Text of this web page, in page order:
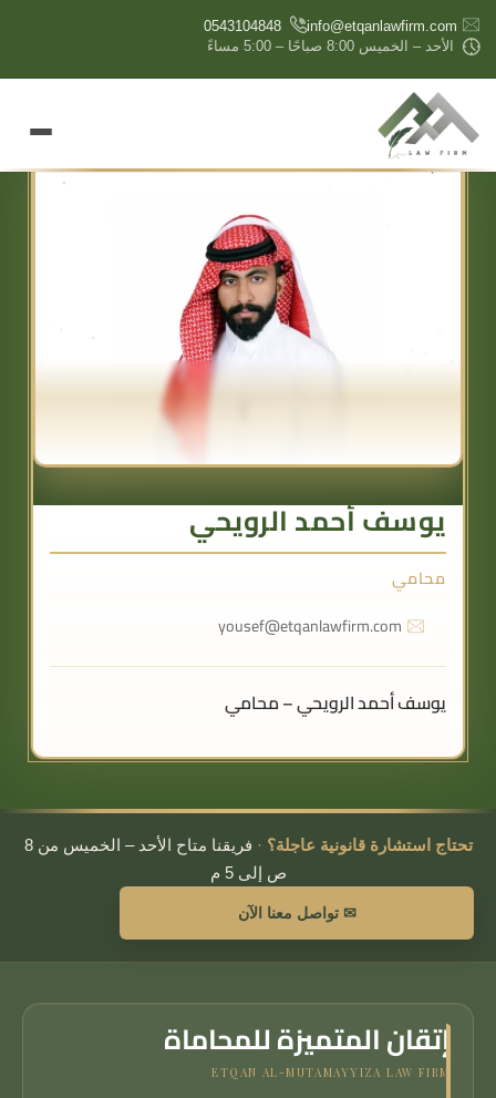
content
info@etqanlawfirm.com
0543104848
الأحد – الخميس 8:00 صباحًا – 5:00 مساءً
يوسف أحمد الرويحي
محامي
yousef@etqanlawfirm.com
يوسف أحمد الرويحي – محامي
تحتاج استشارة قانونية عاجلة؟ ·
فريقنا متاح الأحد – الخميس من 8
ص إلى 5 م
✉ تواصل معنا الآن
إتقان المتميزة للمحاماة
ETQAN AL-MUTAMAYYIZA LAW FIRM